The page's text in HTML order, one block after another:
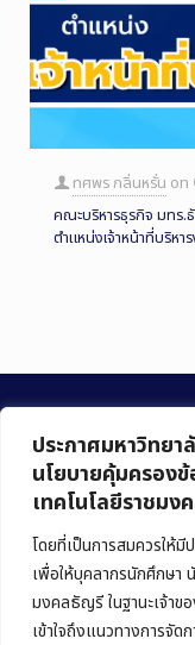
ประกาศมหาวิทย
นโยบายคุ้มครอง
เทคโนโลยีราชม
โดยที่เป็นการสมควรให้
เพื่อให้บุคลากรนักศึกษา
มงคลธัญรี ในฐานะเจ้า
เข้าใจถึงแนวทางการจั
ทศพร กลิ่นหรั่น on
คณะบริหารธุรกิจ มทร.
ตำแหน่งเจ้าหน้าที่บริหา
คณะบริหารธุรกิจ
มหาวิทยาลัยเทคโนโล
39 หมู่ 1 ถนนรังสิต-นค
อำเภอคลองหลวง จังห